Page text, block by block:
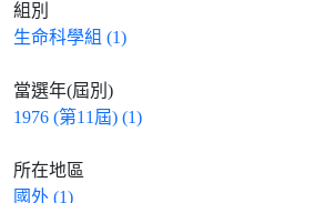
組別
生命科學組 (1)
當選年(屆別)
1976 (第11屆) (1)
所在地區
國外 (1)